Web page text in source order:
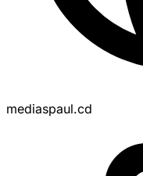
mediaspaul.cd